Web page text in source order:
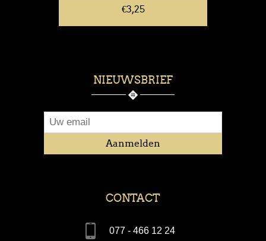
€3,25
NIEUWSBRIEF
CONTACT
077 - 466 12 24